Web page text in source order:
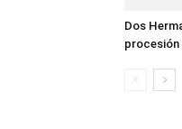
Dos
procesión